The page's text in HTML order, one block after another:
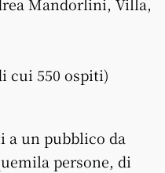
cui 550 ospiti)
a un pubblico da
persone, di